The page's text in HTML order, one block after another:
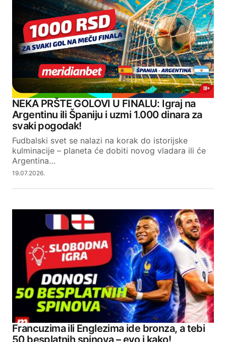
NEKA PRŠTE GOLOVI U FINALU: Igraj na
Argentinu ili Španiju i uzmi 1.000 dinara za
svaki pogodak!
Fudbalski svet se nalazi na korak do istorijske
kulminacije – planeta će dobiti novog vladara ili će
Argentina…
19.07.2026.
Francuzima ili Englezima ide bronza, a tebi
50 besplatnih spinova – evo i kako!